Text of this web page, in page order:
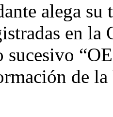
alega
en
sucesivo
de